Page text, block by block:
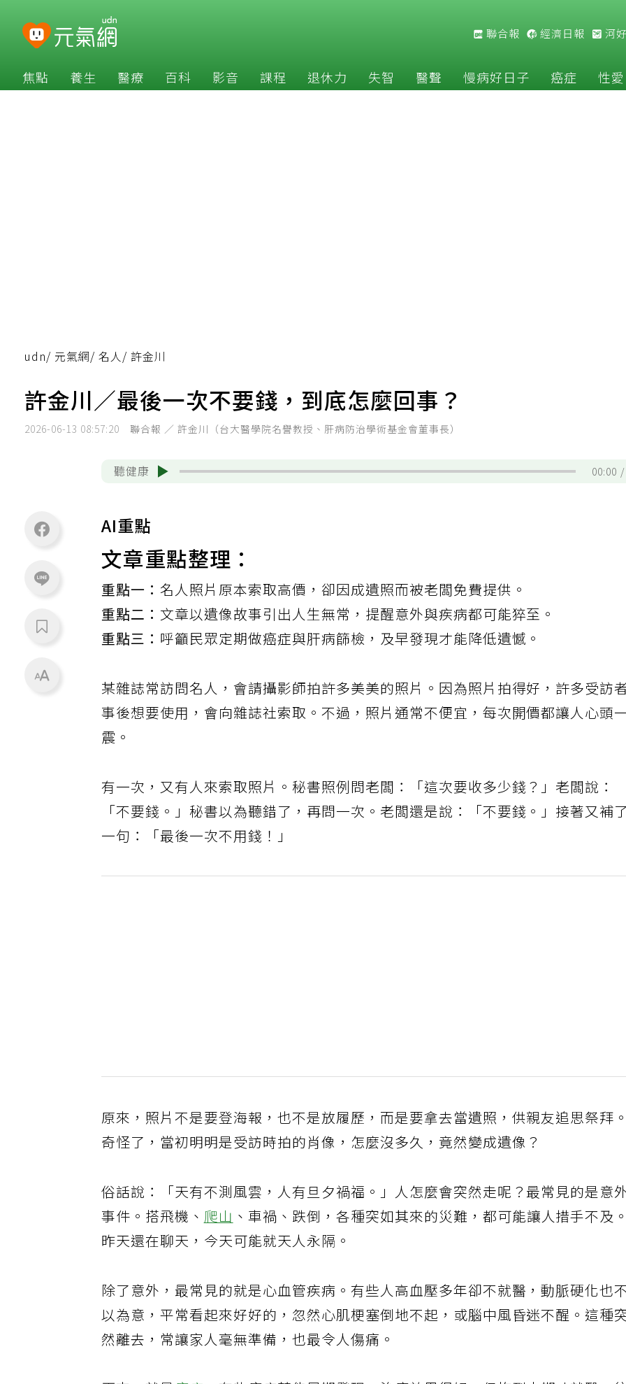
聯合報 經濟日報 河
焦點 養生 醫療 百科 影音 課程 退休力 失智 醫聲 慢病好日子 癌症 性愛
udn/ 元氣網/ 名人/ 許金川
許金川／最後一次不要錢，到底怎麼回事？
2026-06-13 08:57:20 聯合報 ／ 許金川（台大醫學院名譽教授、肝病防治學術基金會董事長）
聽健康 00:00 /
AI重點
文章重點整理：
重點一： 名人照片原本索取高價，卻因成遺照而被老闆免費提供。
重點二： 文章以遺像故事引出人生無常，提醒意外與疾病都可能猝至。
重點三： 呼籲民眾定期做癌症與肝病篩檢，及早發現才能降低遺憾。
某雜誌常訪問名人，會請攝影師拍許多美美的照片。因為照片拍得好，許多受訪
事後想要使用，會向雜誌社索取。不過，照片通常不便宜，每次開價都讓人心頭
震。
有一次，又有人來索取照片。秘書照例問老闆：「這次要收多少錢？」老闆說：
「不要錢。」秘書以為聽錯了，再問一次。老闆還是說：「不要錢。」接著又補了
一句：「最後一次不用錢！」
原來，照片不是要登海報，也不是放履歷，而是要拿去當遺照，供親友追思祭拜。
奇怪了，當初明明是受訪時拍的肖像，怎麼沒多久，竟然變成遺像？
俗話說：「天有不測風雲，人有旦夕禍福。」人怎麼會突然走呢？最常見的是意
事件。搭飛機、爬山 、車禍、跌倒，各種突如其來的災難，都可能讓人措手不及。
昨天還在聊天，今天可能就天人永隔。
除了意外，最常見的就是心血管疾病。有些人高血壓多年卻不就醫，動脈硬化也
以為意，平常看起來好好的，忽然心肌梗塞倒地不起，或腦中風昏迷不醒。這種
然離去，常讓家人毫無準備，也最令人傷痛。